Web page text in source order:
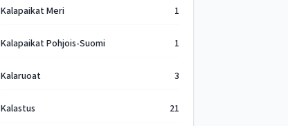
Kalapaikat Meri 1
Kalapaikat Pohjois-Suomi 1
Kalaruoat 3
Kalastus 21